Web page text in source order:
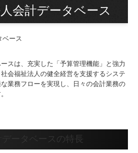
企業
会計データベース
スは、充実した「予算管理機能」と強力
会福祉法人の健全経営を支援するシステ
業務フローを実現し、日々の会計業務の
データベースの特長